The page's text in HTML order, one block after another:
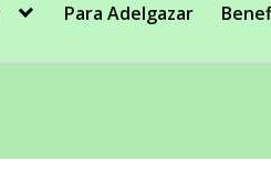
Para Adelgazar